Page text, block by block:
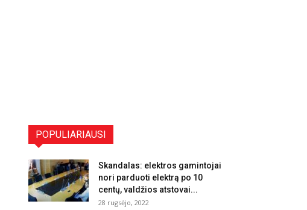
POPULIARIAUSI
Skandalas: elektros gamintojai
nori parduoti elektrą po 10
centų, valdžios atstovai...
28 rugsėjo, 2022